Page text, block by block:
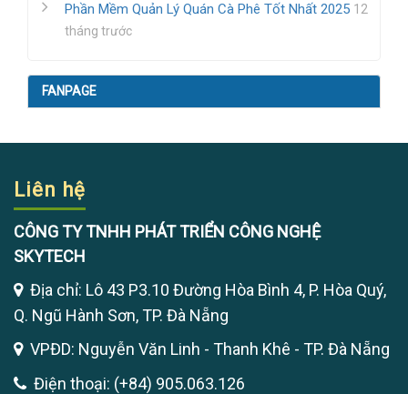
Phần Mềm Quản Lý Quán Cà Phê Tốt Nhất 2025 12
tháng trước
FANPAGE
Liên hệ
CÔNG TY TNHH PHÁT TRIỂN CÔNG NGHỆ
SKYTECH
Địa chỉ: Lô 43 P3.10 Đường Hòa Bình 4, P. Hòa Quý,
Q. Ngũ Hành Sơn, TP. Đà Nẵng
VPĐD: Nguyễn Văn Linh - Thanh Khê - TP. Đà Nẵng
Điện thoại: (+84) 905.063.126